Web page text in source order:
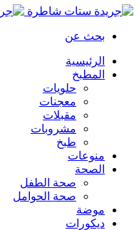
بحث عن
الرئيسية
المطبخ
حلويات
معجنات
مقبلات
مشروبات
طبخ
منوعات
الصحة
صحة الطفل
صحة الحوامل
موضة
ديكورات